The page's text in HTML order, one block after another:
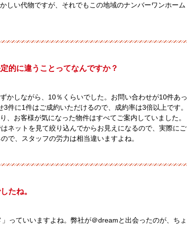
しい代物ですが、それでもこの地域のナンバーワンホーム
的に違うことってなんですか？
かしながら、10％くらいでした。お問い合わせが10件あっ
件に1件はご成約いただけるので、成約率は3倍以上です。
、お客様が気になった物件はすべてご案内していました。
ネットを見て絞り込んでからお見えになるので、実際にご
で、スタッフの労力は相当違いますよね。
たね。
っていいますよね。弊社が＠dreamと出会ったのが、ちょ